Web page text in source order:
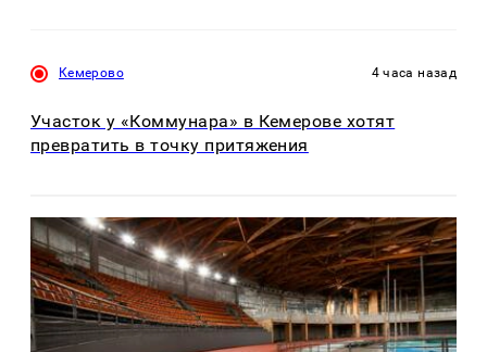
Кемерово 4 часа назад
Участок у «Коммунара» в Кемерове хотят
превратить в точку притяжения